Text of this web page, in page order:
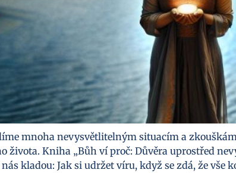
mnoha nevysvětlitelným situacím a
života. Kniha „Bůh ví proč: Důvěra uprostřed
kladou: Jak si udržet víru, když se zdá, že vše